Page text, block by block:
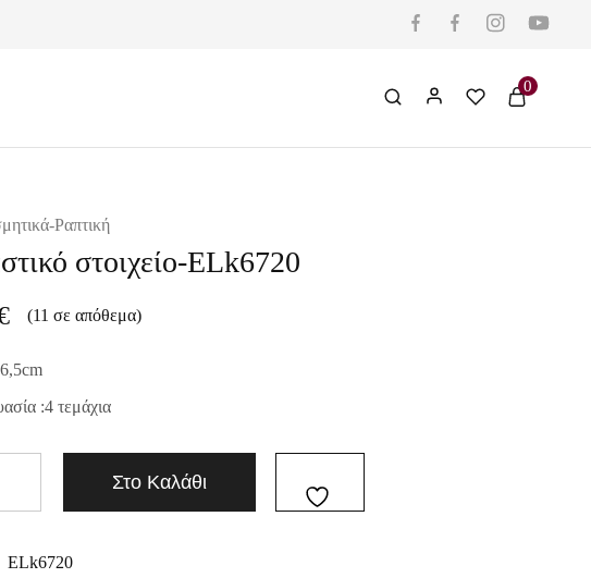
0
Ραπτική
στοιχείο-ELk6720
(11 σε απόθεμα)
cm
:4 τεμάχια
Στο Καλάθι
ELk6720